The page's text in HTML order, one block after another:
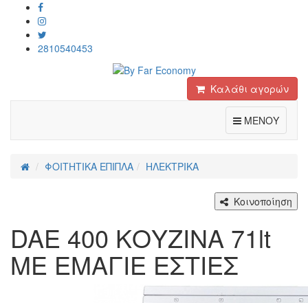
2810540453
Καλάθι αγορών
ΜΕΝΟΥ
ΦΟΙΤΗΤΙΚΑ ΕΠΙΠΛΑ ΗΛΕΚΤΡΙΚΑ
Κοινοποίηση
DAE 400 ΚΟΥΖΙΝΑ 71lt
ΜΕ ΕΜΑΓΙΕ ΕΣΤΙΕΣ